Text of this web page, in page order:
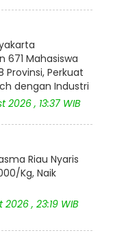
671 Mahasiswa
Provinsi, Perkuat
dengan Industri
2026 , 13:37 WIB
Riau Nyaris
Kg, Naik
2026 , 23:19 WIB